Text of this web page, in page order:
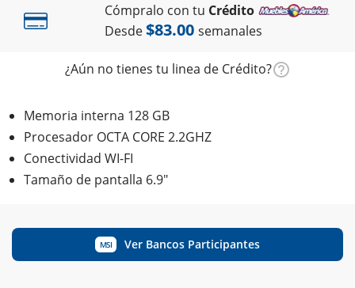
Cómpralo con tu Crédito
Desde$83.00 semanales
¿Aún no tienes tu linea de Crédito?
Memoria interna 128 GB
Procesador OCTA CORE 2.2GHZ
Conectividad WI-FI
Tamaño de pantalla 6.9"
MSI Ver Bancos Participantes